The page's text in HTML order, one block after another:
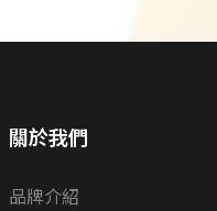
關於我們
品牌介紹